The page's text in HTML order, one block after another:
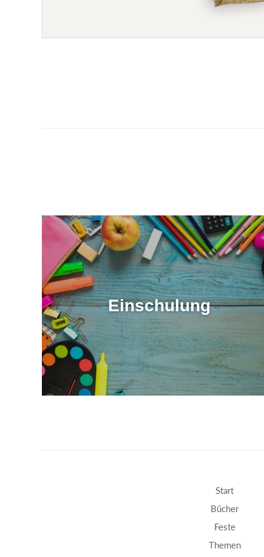
Einschulung
Start
Bücher
Feste
Themen